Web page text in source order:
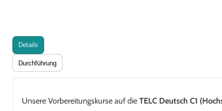
Details
Durchführung
Unsere Vorbereitungskurse auf dieTELC Deutsch C1